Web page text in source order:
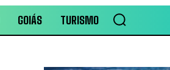
GOIÁS TURISMO